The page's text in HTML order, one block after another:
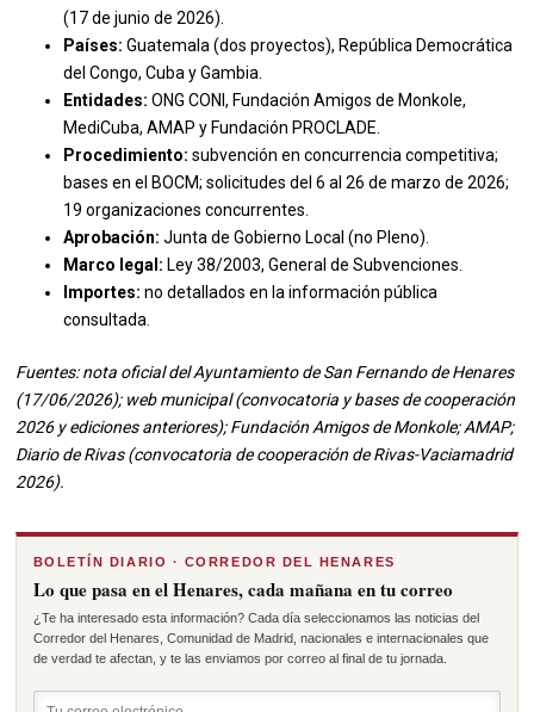
(17 de junio de 2026).
Países: Guatemala (dos proyectos), República Democrática
del Congo, Cuba y Gambia.
Entidades: ONG CONI, Fundación Amigos de Monkole,
MediCuba, AMAP y Fundación PROCLADE.
Procedimiento: subvención en concurrencia competitiva;
bases en el BOCM; solicitudes del 6 al 26 de marzo de 2026;
19 organizaciones concurrentes.
Aprobación: Junta de Gobierno Local (no Pleno).
Marco legal: Ley 38/2003, General de Subvenciones.
Importes: no detallados en la información pública
consultada.
Fuentes: nota oficial del Ayuntamiento de San Fernando de Henares
(17/06/2026); web municipal (convocatoria y bases de cooperación
2026 y ediciones anteriores); Fundación Amigos de Monkole; AMAP;
Diario de Rivas (convocatoria de cooperación de Rivas-Vaciamadrid
2026).
BOLETÍN DIARIO · CORREDOR DEL HENARES
Lo que pasa en el Henares, cada mañana en tu correo
¿Te ha interesado esta información? Cada día seleccionamos las noticias del
Corredor del Henares, Comunidad de Madrid, nacionales e internacionales que
de verdad te afectan, y te las enviamos por correo al final de tu jornada.